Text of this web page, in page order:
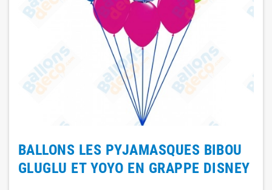
BALLONS LES PYJAMASQUES BIBOU
GLUGLU ET YOYO EN GRAPPE DISNEY